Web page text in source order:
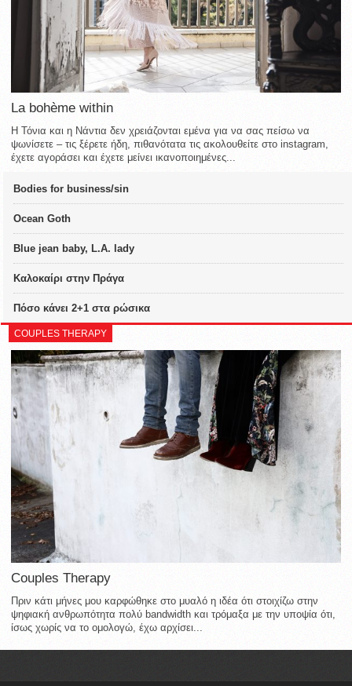
La bohème within
Η Τόνια και η Νάντια δεν χρειάζονται εμένα για να σας πείσω να
ψωνίσετε – τις ξέρετε ήδη, πιθανότατα τις ακολουθείτε στο instagram,
έχετε αγοράσει και έχετε μείνει ικανοποιημένες...
Bodies for business/sin
Ocean Goth
Blue jean baby, L.A. lady
Καλοκαίρι στην Πράγα
Πόσο κάνει 2+1 στα ρώσικα
COUPLES THERAPY
Couples Therapy
Πριν κάτι μήνες μου καρφώθηκε στο μυαλό η ιδέα ότι στοιχίζω στην
ψηφιακή ανθρωπότητα πολύ bandwidth και τρόμαξα με την υποψία ότι,
ίσως χωρίς να το ομολογώ, έχω αρχίσει...